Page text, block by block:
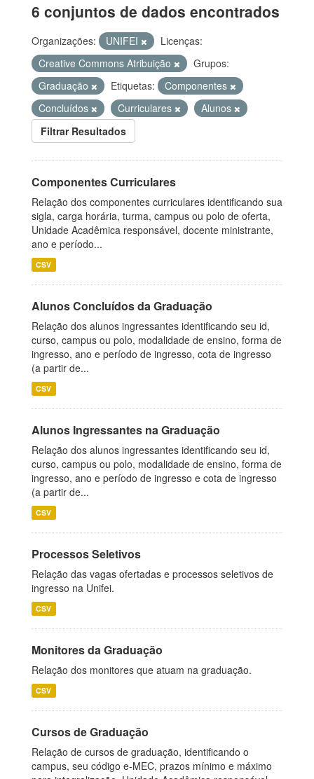
6 conjuntos de dados encontrados
Organizações: UNIFEI
Licenças:
Creative Commons Atribuição
Grupos:
Graduação
Etiquetas:
Componentes
Concluídos
Curriculares
Alunos
Filtrar Resultados
Componentes Curriculares
Relação dos componentes curriculares identificando sua
sigla, carga horária, turma, campus ou polo de oferta,
Unidade Acadêmica responsável, docente ministrante,
ano e período...
CSV
Alunos Concluídos da Graduação
Relação dos alunos ingressantes identificando seu id,
curso, campus ou polo, modalidade de ensino, forma de
ingresso, ano e período de ingresso, cota de ingresso
(a partir de...
CSV
Alunos Ingressantes na Graduação
Relação dos alunos ingressantes identificando seu id,
curso, campus ou polo, modalidade de ensino, forma de
ingresso, ano e período de ingresso e cota de ingresso
(a partir de...
CSV
Processos Seletivos
Relação das vagas ofertadas e processos seletivos de
ingresso na Unifei.
CSV
Monitores da Graduação
Relação dos monitores que atuam na graduação.
CSV
Cursos de Graduação
Relação de cursos de graduação, identificando o
campus, seu código e-MEC, prazos mínimo e máximo